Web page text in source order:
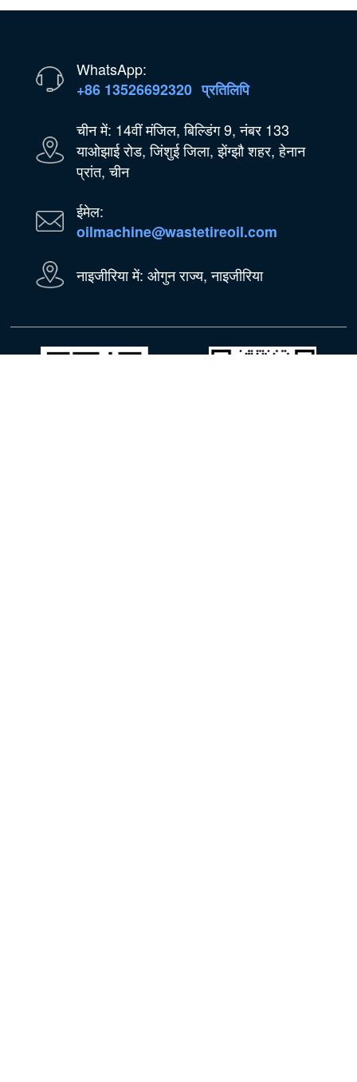
WhatsApp:
+86 13526692320 प्रतिलिपि
चीन में: 14वीं मंजिल, बिल्डिंग 9, नंबर 133
याओझाई रोड, जिंशुई जिला, झेंग्झौ शहर, हेनान
प्रांत, चीन
ईमेल:
oilmachine@wastetireoil.com
नाइजीरिया में: ओगुन राज्य, नाइजीरिया